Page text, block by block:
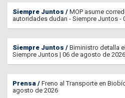
Siempre Juntos
MOP asume
autoridades dudan - Siempre Juntos -
Siempre Juntos
Biministro detalla
Siempre Juntos | 06 de agosto de 2026
Prensa
Freno al Transporte en
agosto de 2026